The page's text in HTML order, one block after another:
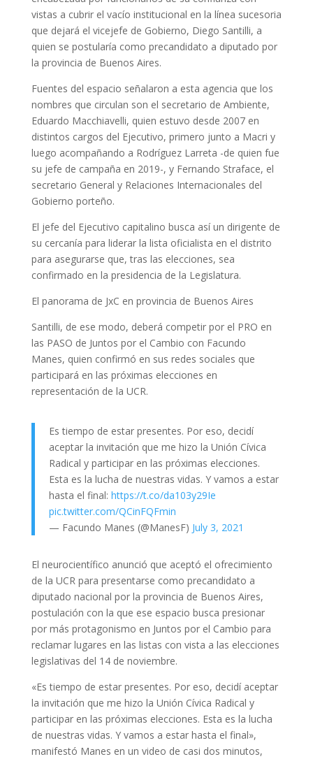
vistas a cubrir el vacío institucional en la línea sucesoria
que dejará el vicejefe de Gobierno, Diego Santilli, a
quien se postularía como precandidato a diputado por
la provincia de Buenos Aires.
Fuentes del espacio señalaron a esta agencia que los
nombres que circulan son el secretario de Ambiente,
Eduardo Macchiavelli, quien estuvo desde 2007 en
distintos cargos del Ejecutivo, primero junto a Macri y
luego acompañando a Rodríguez Larreta -de quien fue
su jefe de campaña en 2019-, y Fernando Straface, el
secretario General y Relaciones Internacionales del
Gobierno porteño.
El jefe del Ejecutivo capitalino busca así un dirigente de
su cercanía para liderar la lista oficialista en el distrito
para asegurarse que, tras las elecciones, sea
confirmado en la presidencia de la Legislatura.
El panorama de JxC en provincia de Buenos Aires
Santilli, de ese modo, deberá competir por el PRO en
las PASO de Juntos por el Cambio con Facundo
Manes, quien confirmó en sus redes sociales que
participará en las próximas elecciones en
representación de la UCR.
Es tiempo de estar presentes. Por eso, decidí
aceptar la invitación que me hizo la Unión Cívica
Radical y participar en las próximas elecciones.
Esta es la lucha de nuestras vidas. Y vamos a estar
hasta el final: https://t.co/da103y29Ie
pic.twitter.com/QCinFQFmin
— Facundo Manes (@ManesF) July 3, 2021
El neurocientífico anunció que aceptó el ofrecimiento
de la UCR para presentarse como precandidato a
diputado nacional por la provincia de Buenos Aires,
postulación con la que ese espacio busca presionar
por más protagonismo en Juntos por el Cambio para
reclamar lugares en las listas con vista a las elecciones
legislativas del 14 de noviembre.
«Es tiempo de estar presentes. Por eso, decidí aceptar
la invitación que me hizo la Unión Cívica Radical y
participar en las próximas elecciones. Esta es la lucha
de nuestras vidas. Y vamos a estar hasta el final»,
manifestó Manes en un video de casi dos minutos,